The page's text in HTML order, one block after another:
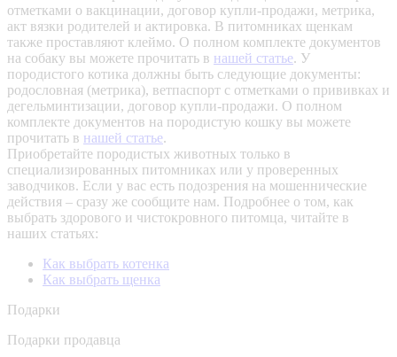
отметками о вакцинации, договор купли-продажи, метрика,
акт вязки родителей и актировка. В питомниках щенкам
также проставляют клеймо. О полном комплекте документов
на собаку вы можете прочитать в нашей статье. У
породистого котика должны быть следующие документы:
родословная (метрика), ветпаспорт с отметками о прививках и
дегельминтизации, договор купли-продажи. О полном
комплекте документов на породистую кошку вы можете
прочитать в нашей статье.
Приобретайте породистых животных только в
специализированных питомниках или у проверенных
заводчиков. Если у вас есть подозрения на мошеннические
действия – сразу же сообщите нам. Подробнее о том, как
выбрать здорового и чистокровного питомца, читайте в
наших статьях:
Как выбрать котенка
Как выбрать щенка
Подарки
Подарки продавца